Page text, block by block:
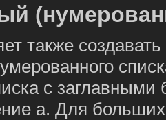
также
с
а. Для